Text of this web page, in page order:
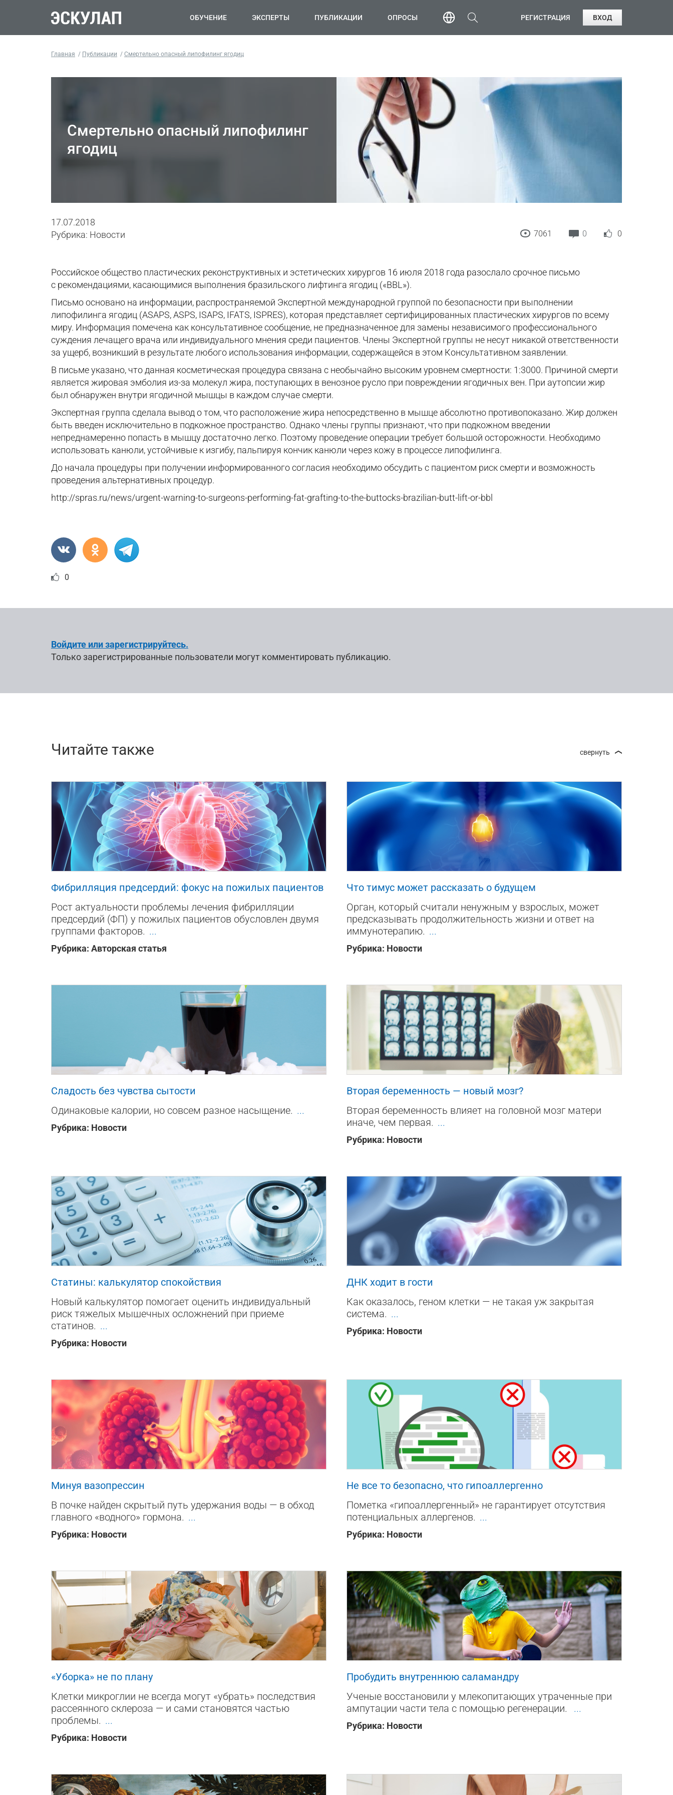
ОБУЧЕНИЕ ЭКСПЕРТЫ ПУБЛИКАЦИИ ОПРОСЫ РЕГИСТРАЦИЯ ВХОД
Главная Публикации Смертельно опасный липофилинг ягодиц
Смертельно опасный липофилинг
ягодиц
17.07.2018
Рубрика: Новости
7061 0 0
Российское общество пластических реконструктивных и эстетических хирургов 16 июля 2018 года разослало срочное письмо
с рекомендациями, касающимися выполнения бразильского лифтинга ягодиц («BBL»).
Письмо основано на информации, распространяемой Экспертной международной группой по безопасности при выполнении
липофилинга ягодиц (ASAPS, ASPS, ISAPS, IFATS, ISPRES), которая представляет сертифицированных пластических хирургов по всему
миру. Информация помечена как консультативное сообщение, не предназначенное для замены независимого профессионального
суждения лечащего врача или индивидуального мнения среди пациентов. Члены Экспертной группы не несут никакой ответственности
за ущерб, возникший в результате любого использования информации, содержащейся в этом Консультативном заявлении.
В письме указано, что данная косметическая процедура связана с необычайно высоким уровнем смертности: 1:3000. Причиной смерти
является жировая эмболия из-за молекул жира, поступающих в венозное русло при повреждении ягодичных вен. При аутопсии жир
был обнаружен внутри ягодичной мышцы в каждом случае смерти.
Экспертная группа сделала вывод о том, что расположение жира непосредственно в мышце абсолютно противопоказано. Жир должен
быть введен исключительно в подкожное пространство. Однако члены группы признают, что при подкожном введении
непреднамеренно попасть в мышцу достаточно легко. Поэтому проведение операции требует большой осторожности. Необходимо
использовать канюли, устойчивые к изгибу, пальпируя кончик канюли через кожу в процессе липофилинга.
До начала процедуры при получении информированного согласия необходимо обсудить с пациентом риск смерти и возможность
проведения альтернативных процедур.
http://spras.ru/news/urgent-warning-to-surgeons-performing-fat-grafting-to-the-buttocks-brazilian-butt-lift-or-bbl
0
Войдите или зарегистрируйтесь.
Только зарегистрированные пользователи могут комментировать публикацию.
Читайте также
51886 5 11
Фибрилляция предсердий: фокус на пожилых пациентов
Рост актуальности проблемы лечения фибрилляции
предсердий (ФП) у пожилых пациентов обусловлен двумя
группами факторов. ...
Рубрика: Авторская статья
18
Что тимус может рассказать о будущем
Орган, который считали ненужным у взрослых, может
предсказывать продолжительность жизни и ответ на
иммунотерапию. ...
Рубрика: Новости
Сладость без чувства сытости
Одинаковые калории, но совсем разное насыщение. ...
Рубрика: Новости
0 0
Вторая беременность — новый мозг?
Вторая беременность влияет на головной мозг матери
иначе, чем первая. ...
Рубрика: Новости
168 0
Статины: калькулятор спокойствия
Новый калькулятор помогает оценить индивидуальный
риск тяжелых мышечных осложнений при приеме
статинов. ...
Рубрика: Новости
133 0 0
ДНК ходит в гости
Как оказалось, геном клетки — не такая уж закрытая
система. ...
Рубрика: Новости
87 0 0
Минуя вазопрессин
В почке найден скрытый путь удержания воды — в обход
главного «водного» гормона. ...
Рубрика: Новости
0 0
Не все то безопасно, что гипоаллергенно
Пометка «гипоаллергенный» не гарантирует отсутствия
потенциальных аллергенов. ...
Рубрика: Новости
108 0 0
«Уборка» не по плану
Клетки микроглии не всегда могут «убрать» последствия
рассеянного склероза — и сами становятся частью
проблемы. ...
Рубрика: Новости
127 0 1
Пробудить внутреннюю саламандру
Ученые восстановили у млекопитающих утраченные при
ампутации части тела с помощью регенерации.
...
Рубрика: Новости